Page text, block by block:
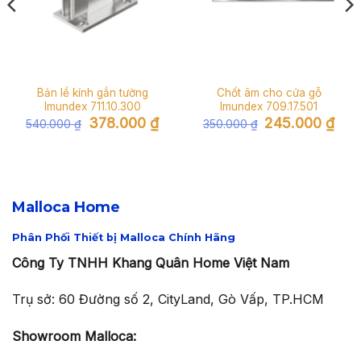
Bản lề kính gắn tường
Imundex 711.10.300
540.000₫
Giá
gốc
378.000 ₫Giá
hiện
Chốt âm cho cửa gỗ
Imundex 709.17.501
350.000₫ Giá
gốc
245.000 ₫Giá
hiện
Malloca Home
Phân Phối Thiết bị Malloca Chính Hãng
Công Ty TNHH Khang Quân Home Việt Nam
Trụ sở: 60 Đường số 2, CityLand, Gò Vấp, TP.HCM
Showroom Malloca: